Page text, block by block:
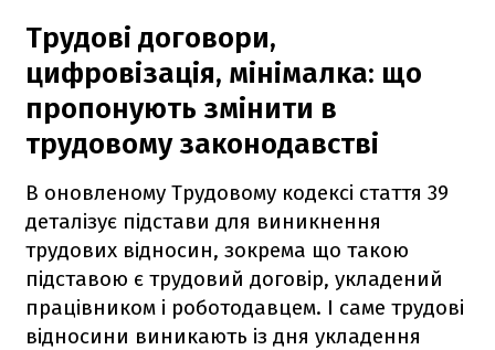
Трудові договори,
цифровізація, мінімалка: що
пропонують змінити в
трудовому законодавстві
В оновленому Трудовому кодексі стаття 39
деталізує підстави для виникнення
трудових відносин, зокрема що такою
підставою є трудовий договір, укладений
працівником і роботодавцем. І саме трудові
відносини виникають із дня укладення